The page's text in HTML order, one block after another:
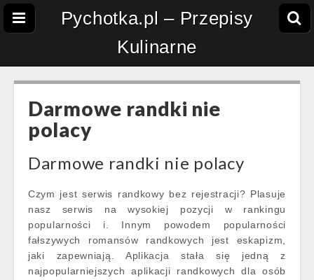
Pychotka.pl – Przepisy
Kulinarne
Darmowe randki nie
polacy
Darmowe randki nie polacy
Czym jest serwis randkowy bez rejestracji? Plasuje
nasz serwis na wysokiej pozycji w rankingu
popularności i. Innym powodem popularności
fałszywych romansów randkowych jest eskapizm,
jaki zapewniają. Aplikacja stała się jedną z
najpopularniejszych aplikacji randkowych dla osób